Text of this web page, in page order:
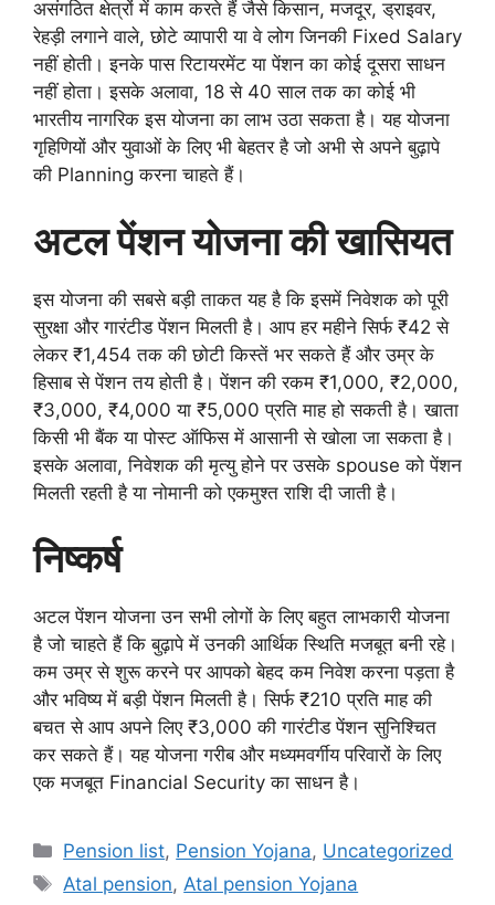
असंगठित क्षेत्रों में काम करते हैं जैसे किसान, मजदूर, ड्राइवर,
रेहड़ी लगाने वाले, छोटे व्यापारी या वे लोग जिनकी Fixed Salary
नहीं होती। इनके पास रिटायरमेंट या पेंशन का कोई दूसरा साधन
नहीं होता। इसके अलावा, 18 से 40 साल तक का कोई भी
भारतीय नागरिक इस योजना का लाभ उठा सकता है। यह योजना
गृहिणियों और युवाओं के लिए भी बेहतर है जो अभी से अपने बुढ़ापे
की Planning करना चाहते हैं।
अटल पेंशन योजना की खासियत
इस योजना की सबसे बड़ी ताकत यह है कि इसमें निवेशक को पूरी
सुरक्षा और गारंटीड पेंशन मिलती है। आप हर महीने सिर्फ ₹42 से
लेकर ₹1,454 तक की छोटी किस्तें भर सकते हैं और उम्र के
हिसाब से पेंशन तय होती है। पेंशन की रकम ₹1,000, ₹2,000,
₹3,000, ₹4,000 या ₹5,000 प्रति माह हो सकती है। खाता
किसी भी बैंक या पोस्ट ऑफिस में आसानी से खोला जा सकता है।
इसके अलावा, निवेशक की मृत्यु होने पर उसके spouse को पेंशन
मिलती रहती है या नोमानी को एकमुश्त राशि दी जाती है।
निष्कर्ष
अटल पेंशन योजना उन सभी लोगों के लिए बहुत लाभकारी योजना
है जो चाहते हैं कि बुढ़ापे में उनकी आर्थिक स्थिति मजबूत बनी रहे।
कम उम्र से शुरू करने पर आपको बेहद कम निवेश करना पड़ता है
और भविष्य में बड़ी पेंशन मिलती है। सिर्फ ₹210 प्रति माह की
बचत से आप अपने लिए ₹3,000 की गारंटीड पेंशन सुनिश्चित
कर सकते हैं। यह योजना गरीब और मध्यमवर्गीय परिवारों के लिए
एक मजबूत Financial Security का साधन है।
Categories
Pension list, Pension Yojana, Uncategorized
Tags
Atal pension,Atal pension Yojana